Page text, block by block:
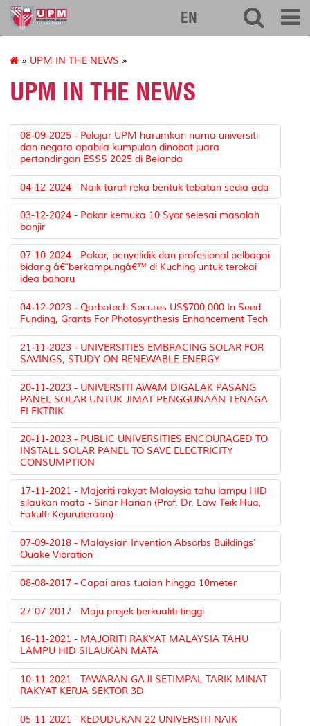
127
EN
» UPM IN THE NEWS »
UPM IN THE NEWS
08-09-2025 - Pelajar UPM harumkan nama universiti
dan negara apabila kumpulan dinobat juara
pertandingan ESSS 2025 di Belanda
04-12-2024 - Naik taraf reka bentuk tebatan sedia ada
03-12-2024 - Pakar kemuka 10 Syor selesai masalah
banjir
07-10-2024 - Pakar, penyelidik dan profesional pelbagai
bidang â€˜berkampungâ€™ di Kuching untuk terokai
idea baharu
04-12-2023 - Qarbotech Secures US$700,000 In Seed
Funding, Grants For Photosynthesis Enhancement Tech
21-11-2023 - UNIVERSITIES EMBRACING SOLAR FOR
SAVINGS, STUDY ON RENEWABLE ENERGY
20-11-2023 - UNIVERSITI AWAM DIGALAK PASANG
PANEL SOLAR UNTUK JIMAT PENGGUNAAN TENAGA
ELEKTRIK
20-11-2023 - PUBLIC UNIVERSITIES ENCOURAGED TO
INSTALL SOLAR PANEL TO SAVE ELECTRICITY
CONSUMPTION
17-11-2021 - Majoriti rakyat Malaysia tahu lampu HID
silaukan mata - Sinar Harian (Prof. Dr. Law Teik Hua,
Fakulti Kejuruteraan)
07-09-2018 - Malaysian Invention Absorbs Buildings'
Quake Vibration
08-08-2017 - Capai aras tuaian hingga 10meter
27-07-2017 - Maju projek berkualiti tinggi
16-11-2021 - MAJORITI RAKYAT MALAYSIA TAHU
LAMPU HID SILAUKAN MATA
10-11-2021 - TAWARAN GAJI SETIMPAL TARIK MINAT
RAKYAT KERJA SEKTOR 3D
05-11-2021 - KEDUDUKAN 22 UNIVERSITI NAIK